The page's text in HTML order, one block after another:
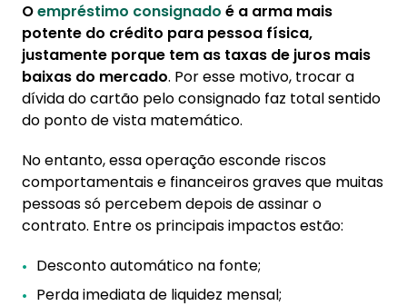
Oempréstimo consignado é a arma mais
potente do crédito para pessoa física,
justamente porque tem as taxas de juros mais
baixas do mercado. Por esse motivo, trocar a
dívida do cartão pelo consignado faz total sentido
do ponto de vista matemático.
No entanto, essa operação esconde riscos
comportamentais e financeiros graves que muitas
pessoas só percebem depois de assinar o
contrato. Entre os principais impactos estão:
Desconto automático na fonte;
Perda imediata de liquidez mensal;